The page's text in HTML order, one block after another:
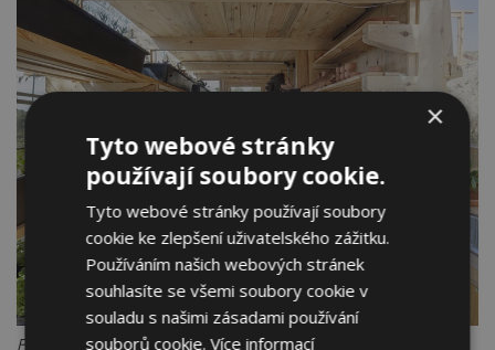
Foto: Adrià Goula
×
Tyto webové stránky
používají soubory cookie.
Tyto webové stránky používají soubory
cookie ke zlepšení uživatelského zážitku.
Používáním našich webových stránek
souhlasíte se všemi soubory cookie v
souladu s našimi zásadami používání
souborů cookie.Více informací